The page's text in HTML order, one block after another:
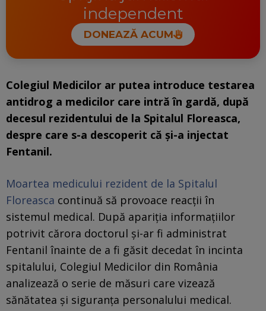
independent
DONEAZĂ ACUM
Colegiul Medicilor ar putea introduce testarea
antidrog a medicilor care intră în gardă, după
decesul rezidentului de la Spitalul Floreasca,
despre care s-a descoperit că și-a injectat
Fentanil.
Moartea medicului rezident de la Spitalul
Floreasca continuă să provoace reacții în
sistemul medical. După apariția informațiilor
potrivit cărora doctorul și-ar fi administrat
Fentanil înainte de a fi găsit decedat în incinta
spitalului, Colegiul Medicilor din România
analizează o serie de măsuri care vizează
sănătatea și siguranța personalului medical.